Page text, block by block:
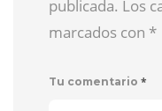
publicada. Los
marcados con *
Tu comentario *